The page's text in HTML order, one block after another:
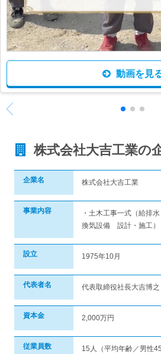
動画を見
株式会社大吉工業の
企業名 株式会社大吉工業
事業内容
・土木工事一式（給排
換気設備 設計・施工）
設立 1975年10月
代表者名 代表取締役社長大吉博之
資本金 2,000万円
従業員数 15人（平均年齢／男性